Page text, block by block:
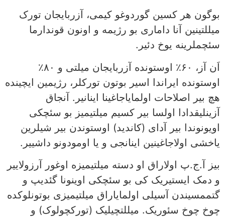
بوگون هر کسین گوردوغو کیمی، آزربایجان تورک
میللتینین آنا داماری بو رژیمه و اونون قوندارما
سئچملرینه یوخ دئیر.
اَن آز، ۶۰٪ اوستونده آزربایجان میلتی و ۸۰٪
اوستونده ایراندا اسیر بوتون تورکلر، رژیمین ایچینده
هچ بیر اصلاحات اولمایاجاغینا اینانیر. آنجاق
آزینلیقدادا اولسا بیر کسیم میلتیمیز بو سئچکی
اویونوندا بیر آدای (کاندید) اوستوندن بیر شیلرین
یاخشی اولاجاغینین اینانجی و یا اومودونو داشییر.
بیز آ.ج.پ اولاراق او دسته میلتیمیزه اوغور آرزولاییر
و دمک ایستیریک کی بو سئچکی اوینونا گئدیپ و
گتممسیندن آسیلی اولمایاراق میلتیمیزی بوتونلوکده
چوخ چوخ سئوریک. میللتچیلیک (تورکچولوک) و